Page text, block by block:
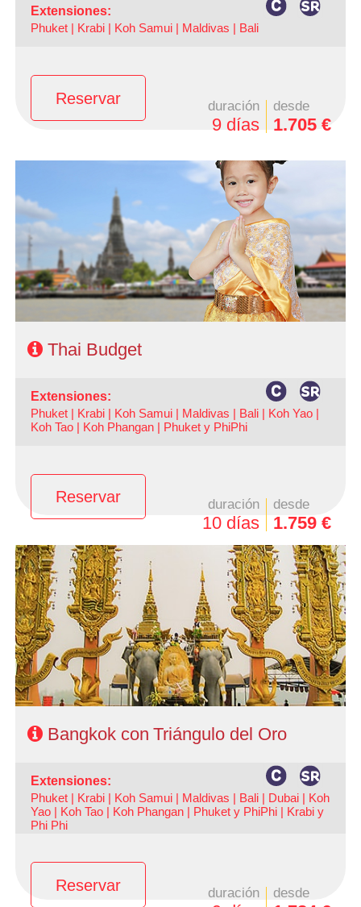
extensiones:
Phuket | Krabi | Koh Samui | Maldivas | Bali
Reservar duración
9 días
desde
1.705 €
- Ruta: 3 noches Bangkok, 1 noche Phitsanulok, 1 noche
Chiang Rai y 2 noches Chiang Mai
- Categoría hotelera: Turista y Primera
- Régimen: AD en Bangkok y MP en circuito
Thai Budget
extensiones:
Phuket | Krabi | Koh Samui | Maldivas | Bali | Koh Yao |
Koh Tao | Koh Phangan | Phuket y PhiPhi
Reservar duración
10 días
desde
1.759 €
- Salidas: Diarias
- Ruta: 3 noches Bangkok + 3 noches Triángulo
- Categoría hotelera: A elección del cliente
- Régimen: AD en Bangkok y MP en Triángulo.
Bangkok con Triángulo del Oro
extensiones:
Phuket | Krabi | Koh Samui | Maldivas | Bali | Dubai | Koh
Yao | Koh Tao | Koh Phangan | Phuket y PhiPhi | Krabi y
Phi Phi
Reservar duración desde